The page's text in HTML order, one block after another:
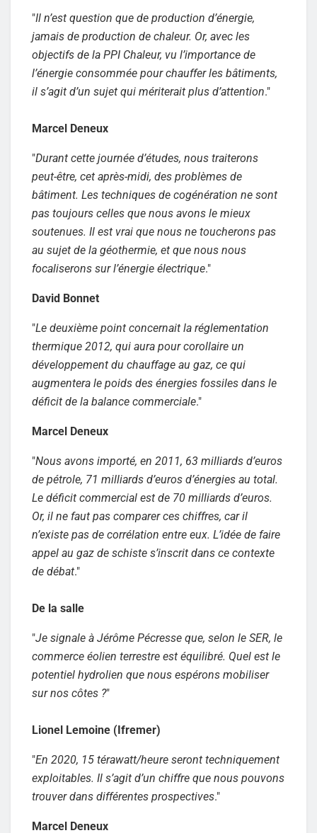
"Il n’est question que de production d’énergie,
jamais de production de chaleur. Or, avec les
objectifs de la PPI Chaleur, vu l’importance de
l’énergie consommée pour chauffer les bâtiments,
il s’agit d’un sujet qui mériterait plus d’attention."
Marcel Deneux
"Durant cette journée d’études, nous traiterons
peut-être, cet après-midi, des problèmes de
bâtiment. Les techniques de cogénération ne sont
pas toujours celles que nous avons le mieux
soutenues. Il est vrai que nous ne toucherons pas
au sujet de la géothermie, et que nous nous
focaliserons sur l’énergie électrique."
David Bonnet
"Le deuxième point concernait la réglementation
thermique 2012, qui aura pour corollaire un
développement du chauffage au gaz, ce qui
augmentera le poids des énergies fossiles dans le
déficit de la balance commerciale."
Marcel Deneux
"Nous avons importé, en 2011, 63 milliards d’euros
de pétrole, 71 milliards d’euros d’énergies au total.
Le déficit commercial est de 70 milliards d’euros.
Or, il ne faut pas comparer ces chiffres, car il
n’existe pas de corrélation entre eux. L’idée de faire
appel au gaz de schiste s’inscrit dans ce contexte
de débat."
De la salle
"Je signale à Jérôme Pécresse que, selon le SER, le
commerce éolien terrestre est équilibré. Quel est le
potentiel hydrolien que nous espérons mobiliser
sur nos côtes ?"
Lionel Lemoine (Ifremer)
"En 2020, 15 térawatt/heure seront techniquement
exploitables. Il s’agit d’un chiffre que nous pouvons
trouver dans différentes prospectives."
Marcel Deneux